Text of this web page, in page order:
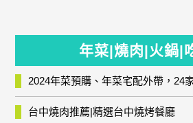
年菜|燒肉|火鍋|
台中燒肉推薦|精選台中燒烤餐廳